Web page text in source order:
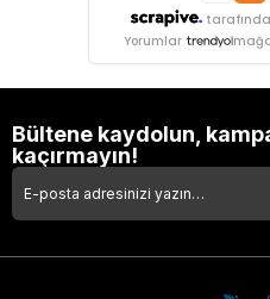
Yorumlar
Bültene kaydolun,
kaçırmayın!